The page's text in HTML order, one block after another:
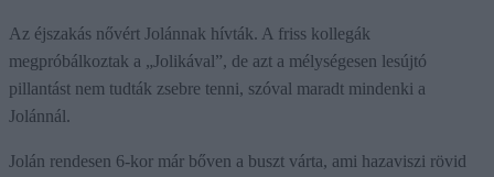
Az éjszakás nővért Jolánnak hívták. A friss kollegák
megpróbálkoztak a „Jolikával”, de azt a mélységesen lesújtó
pillantást nem tudták zsebre tenni, szóval maradt mindenki a
Jolánnál.
Jolán rendesen 6-kor már bőven a buszt várta, ami hazaviszi rövid